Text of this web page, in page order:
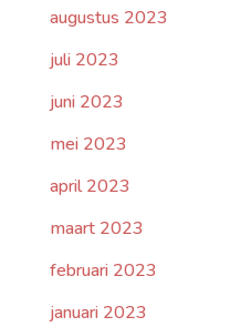
augustus 2023
juli 2023
juni 2023
mei 2023
april 2023
maart 2023
februari 2023
januari 2023